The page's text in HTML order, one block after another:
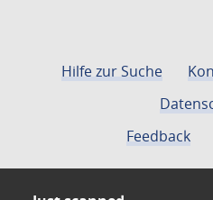
Hilfe zur Suche
Feedback